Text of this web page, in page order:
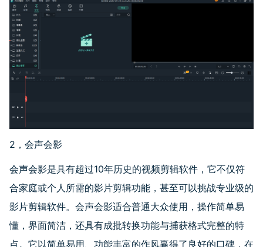
2，会声会影
会声会影是具有超过10年历史的视频剪辑软件，它不仅符
合家庭或个人所需的影片剪辑功能，甚至可以挑战专业级的
影片剪辑软件。会声会影适合普通大众使用，操作简单易
懂，界面简洁，还具有成批转换功能与捕获格式完整的特
点。它以简单易用、功能丰富的作风赢得了良好的口碑，在